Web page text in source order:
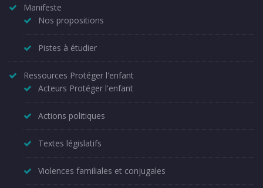
Manifeste
Nos propositions
Pistes à étudier
Ressources Protéger l'enfant
Acteurs Protéger l'enfant
Actions politiques
Textes législatifs
Violences familiales et conjugales